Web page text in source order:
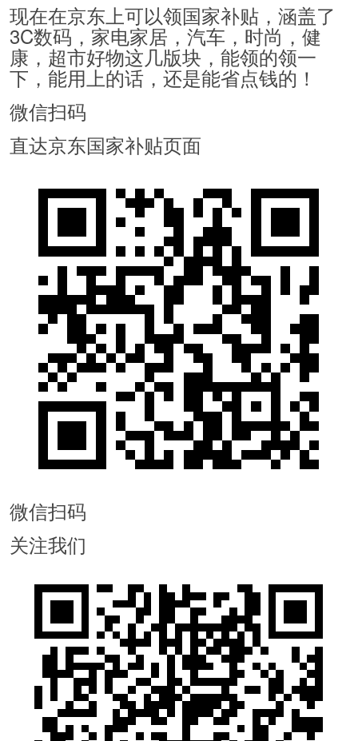
现在在京东上可以领国家补贴，涵盖了
3C数码，家电家居，汽车，时尚，健
康，超市好物这几版块，能领的领一
下，能用上的话，还是能省点钱的！
微信扫码
直达京东国家补贴页面
微信扫码
关注我们